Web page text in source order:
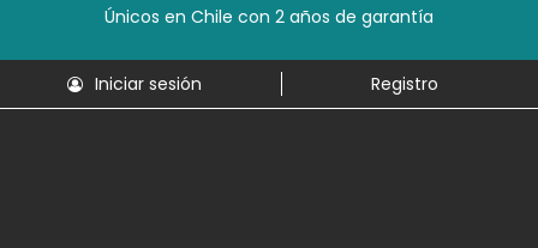
Únicos en Chile con 2 años de garantía
Iniciar sesión Registro